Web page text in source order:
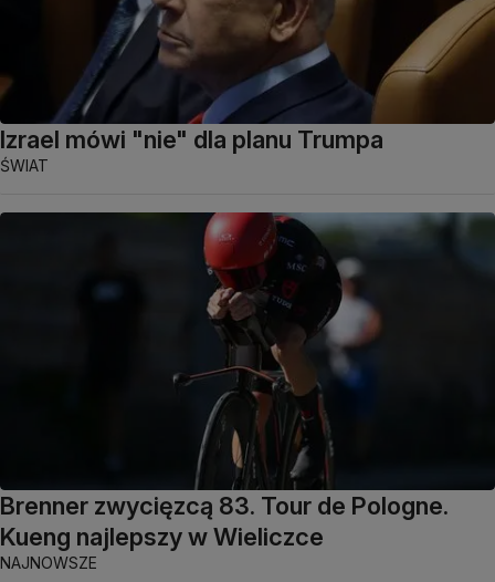
Izrael mówi "nie" dla planu Trumpa
ŚWIAT
Brenner zwycięzcą 83. Tour de Pologne.
Kueng najlepszy w Wieliczce
NAJNOWSZE